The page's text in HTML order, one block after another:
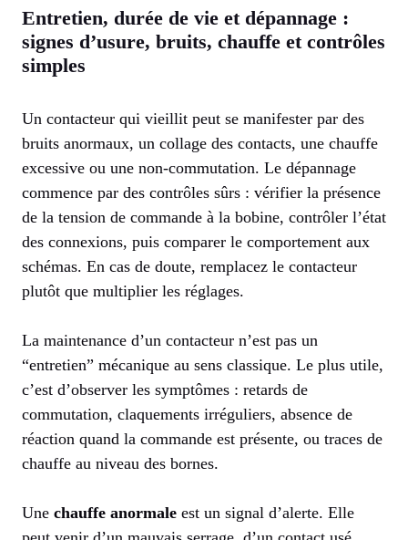
Entretien, durée de vie et dépannage :
signes d’usure, bruits, chauffe et contrôles
simples
Un contacteur qui vieillit peut se manifester par des
bruits anormaux, un collage des contacts, une chauffe
excessive ou une non-commutation. Le dépannage
commence par des contrôles sûrs : vérifier la présence
de la tension de commande à la bobine, contrôler l’état
des connexions, puis comparer le comportement aux
schémas. En cas de doute, remplacez le contacteur
plutôt que multiplier les réglages.
La maintenance d’un contacteur n’est pas un
“entretien” mécanique au sens classique. Le plus utile,
c’est d’observer les symptômes : retards de
commutation, claquements irréguliers, absence de
réaction quand la commande est présente, ou traces de
chauffe au niveau des bornes.
Une chauffe anormale est un signal d’alerte. Elle